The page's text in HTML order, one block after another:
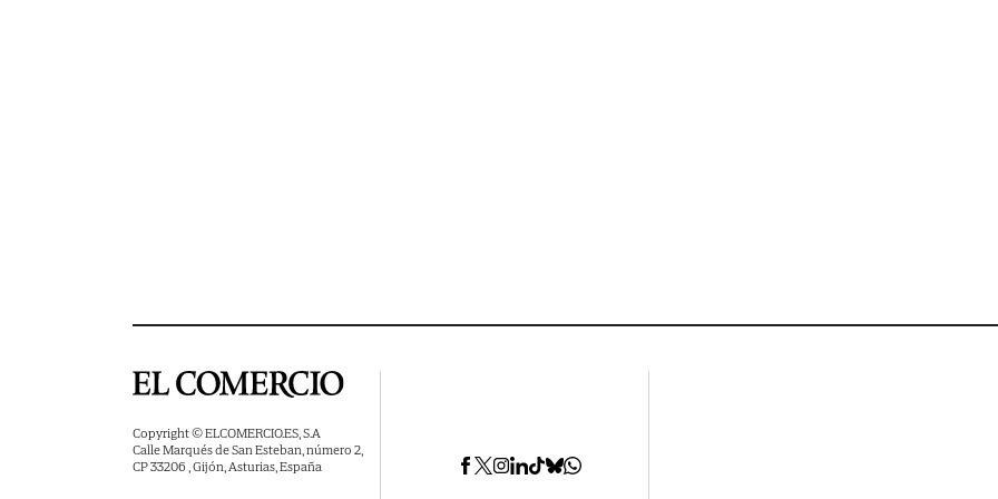
Copyright © ELCOMERCIO.ES, S.A
Calle Marqués de San Esteban, número 2,
CP 33206 , Gijón, Asturias, España